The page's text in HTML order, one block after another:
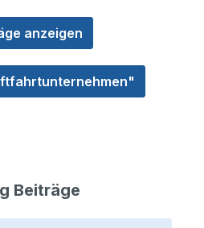
anzeigen
Beiträge